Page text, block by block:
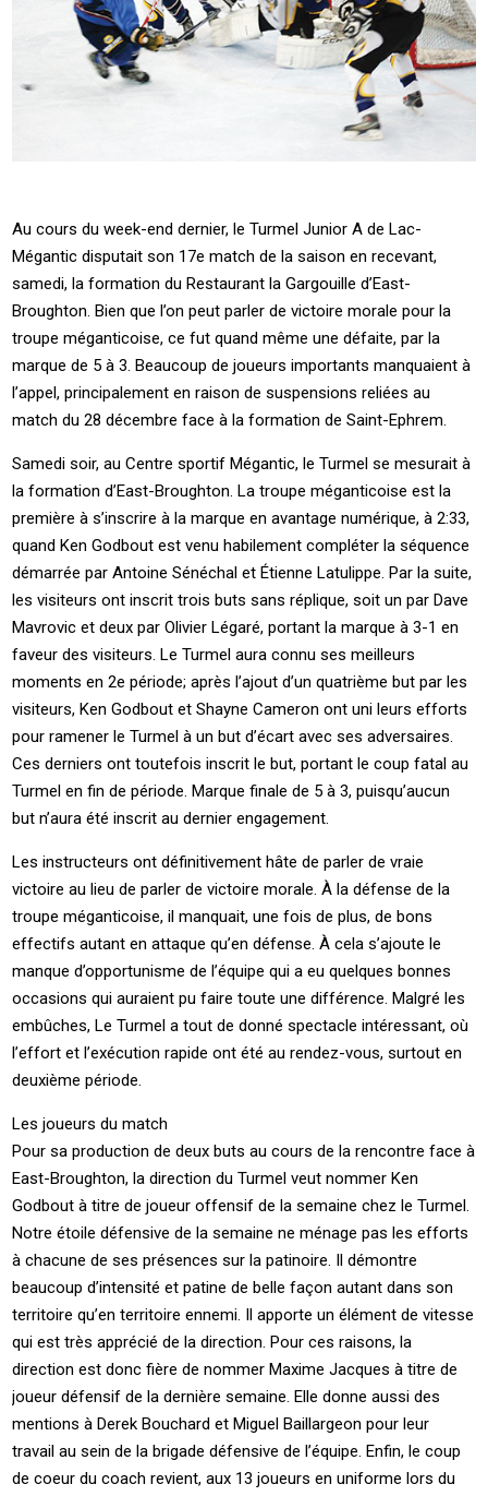
Au cours du week-end dernier, le Turmel Junior A de Lac-
Mégantic disputait son 17e match de la saison en recevant,
samedi, la formation du Restaurant la Gargouille d’East-
Broughton. Bien que l’on peut parler de victoire morale pour la
troupe méganticoise, ce fut quand même une défaite, par la
marque de 5 à 3. Beaucoup de joueurs importants manquaient à
l’appel, principalement en raison de suspensions reliées au
match du 28 décembre face à la formation de Saint-Ephrem.
Samedi soir, au Centre sportif Mégantic, le Turmel se mesurait à
la formation d’East-Broughton. La troupe méganticoise est la
première à s’inscrire à la marque en avantage numérique, à 2:33,
quand Ken Godbout est venu habilement compléter la séquence
démarrée par Antoine Sénéchal et Étienne Latulippe. Par la suite,
les visiteurs ont inscrit trois buts sans réplique, soit un par Dave
Mavrovic et deux par Olivier Légaré, portant la marque à 3-1 en
faveur des visiteurs. Le Turmel aura connu ses meilleurs
moments en 2e période; après l’ajout d’un quatrième but par les
visiteurs, Ken Godbout et Shayne Cameron ont uni leurs efforts
pour ramener le Turmel à un but d’écart avec ses adversaires.
Ces derniers ont toutefois inscrit le but, portant le coup fatal au
Turmel en fin de période. Marque finale de 5 à 3, puisqu’aucun
but n’aura été inscrit au dernier engagement.
Les instructeurs ont définitivement hâte de parler de vraie
victoire au lieu de parler de victoire morale. À la défense de la
troupe méganticoise, il manquait, une fois de plus, de bons
effectifs autant en attaque qu’en défense. À cela s’ajoute le
manque d’opportunisme de l’équipe qui a eu quelques bonnes
occasions qui auraient pu faire toute une différence. Malgré les
embûches, Le Turmel a tout de donné spectacle intéressant, où
l’effort et l’exécution rapide ont été au rendez-vous, surtout en
deuxième période.
Les joueurs du match
Pour sa production de deux buts au cours de la rencontre face à
East-Broughton, la direction du Turmel veut nommer Ken
Godbout à titre de joueur offensif de la semaine chez le Turmel.
Notre étoile défensive de la semaine ne ménage pas les efforts
à chacune de ses présences sur la patinoire. Il démontre
beaucoup d’intensité et patine de belle façon autant dans son
territoire qu’en territoire ennemi. Il apporte un élément de vitesse
qui est très apprécié de la direction. Pour ces raisons, la
direction est donc fière de nommer Maxime Jacques à titre de
joueur défensif de la dernière semaine. Elle donne aussi des
mentions à Derek Bouchard et Miguel Baillargeon pour leur
travail au sein de la brigade défensive de l’équipe. Enfin, le coup
de coeur du coach revient, aux 13 joueurs en uniforme lors du